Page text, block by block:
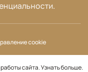
.
cookie
сайта.Узнать больше.